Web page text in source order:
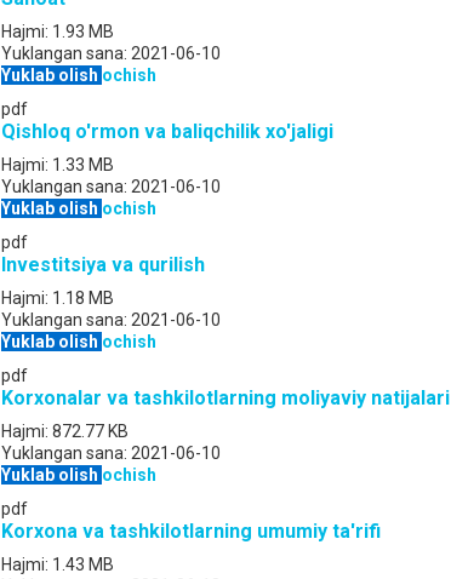
Hajmi: 1.93 MB
Yuklangan sana: 2021-06-10
Yuklab olish ochish
pdf
Qishloq o'rmon va baliqchilik xo'jaligi
Hajmi: 1.33 MB
Yuklangan sana: 2021-06-10
Yuklab olish ochish
pdf
Investitsiya va qurilish
Hajmi: 1.18 MB
Yuklangan sana: 2021-06-10
Yuklab olish ochish
pdf
Korxonalar va tashkilotlarning moliyaviy natijalari
Hajmi: 872.77 KB
Yuklangan sana: 2021-06-10
Yuklab olish ochish
pdf
Korxona va tashkilotlarning umumiy ta'rifi
Hajmi: 1.43 MB